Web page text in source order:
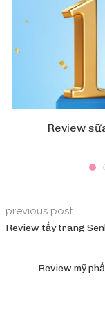
Review
previous post
Review tẩy trang
Review mỹ